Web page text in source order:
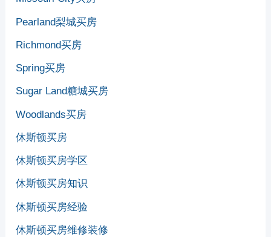
Pearland梨城买房
Richmond买房
Spring买房
Sugar Land糖城买房
Woodlands买房
休斯顿买房
休斯顿买房学区
休斯顿买房知识
休斯顿买房经验
休斯顿买房维修装修